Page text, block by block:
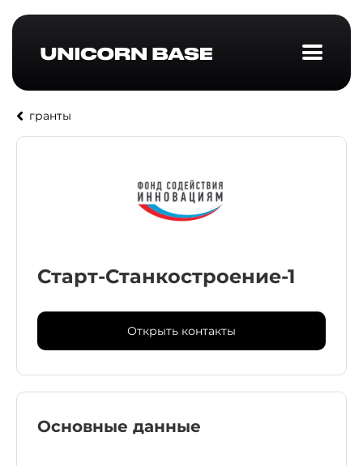
гранты
Старт-Станкостроение-1
Открыть контакты
Основные данные